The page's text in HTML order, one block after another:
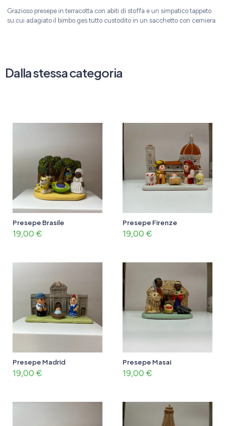
Grazioso presepe in terracotta con abiti di stoffa e un simpatico tappeto
su cui adagiato il bimbo ges.tutto custodito in un sacchetto con cerniera
Dalla stessa categoria
Presepe Brasile
19,00 €
Presepe Firenze
19,00 €
Presepe Madrid
19,00 €
Presepe Masai
19,00 €